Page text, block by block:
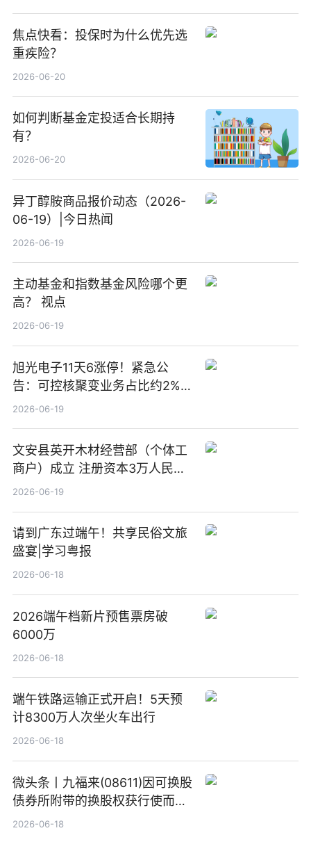
焦点快看：投保时为什么优先选
重疾险？
2026-06-20
如何判断基金定投适合长期持
有？
2026-06-20
异丁醇胺商品报价动态（2026-
06-19）|今日热闻
2026-06-19
主动基金和指数基金风险哪个更
高？ 视点
2026-06-19
旭光电子11天6涨停！紧急公
告：可控核聚变业务占比约2%！
前沿热点
2026-06-19
文安县英开木材经营部（个体工
商户）成立 注册资本3万人民币
新要闻
2026-06-19
请到广东过端午！共享民俗文旅
盛宴|学习粤报
2026-06-18
2026端午档新片预售票房破
6000万
2026-06-18
端午铁路运输正式开启！5天预
计8300万人次坐火车出行
2026-06-18
微头条丨九福来(08611)因可换股
债券所附带的换股权获行使而发
行5200万股
2026-06-18